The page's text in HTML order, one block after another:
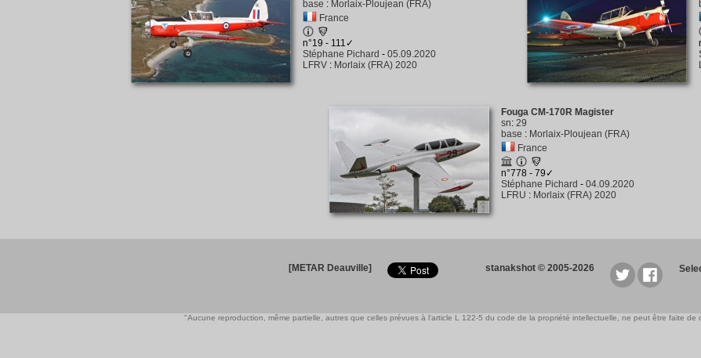
base : Morlaix-Ploujean (FRA)
France
n°19 - 111✓
Stéphane Pichard - 05.09.2020
LFRV : Morlaix (FRA) 2020
Fouga CM-170R Magister
sn: 29
base : Morlaix-Ploujean (FRA)
France
n°778 - 79✓
Stéphane Pichard - 04.09.2020
LFRU : Morlaix (FRA) 2020
[METAR Deauville] stanakshot © 2005-2026
"Aucune reproduction, même partielle, autres que celles prévues à l'article L 122-5 du code de la propriété intellectuelle, ne peut être faite de